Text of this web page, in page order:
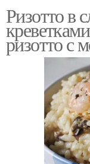
Ризотто в
ризотто с